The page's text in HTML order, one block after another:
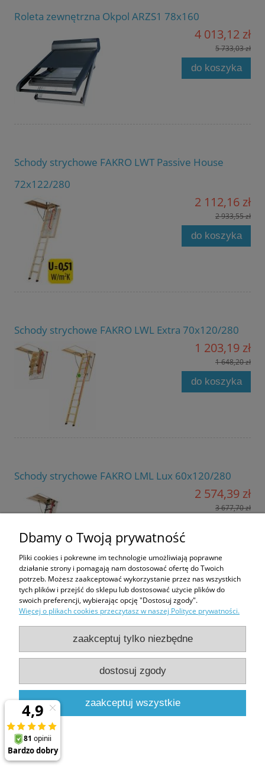
Roleta zewnętrzna Okpol ARZS1 78x160
4 013,12 zł
5 733,03 zł
do koszyka
Schody strychowe FAKRO LWT Passive House
72x122/280
2 112,16 zł
2 933,55 zł
do koszyka
Schody strychowe FAKRO LWL Extra 70x120/280
1 203,19 zł
1 648,20 zł
do koszyka
Schody strychowe FAKRO LML Lux 60x120/280
2 574,39 zł
3 677,70 zł
3 739,20 zł
Schody strychowe FAKRO LML Lux 70x140/280
Dbamy o Twoją prywatność
Pliki cookies i pokrewne im technologie umożliwiają poprawne
działanie strony i pomagają nam dostosować ofertę do Twoich
potrzeb. Możesz zaakceptować wykorzystanie przez nas wszystkich
tych plików i przejść do sklepu lub dostosować użycie plików do
swoich preferencji, wybierając opcję "Dostosuj zgody".
Więcej o plikach cookies przeczytasz w naszej Polityce prywatności.
zaakceptuj tylko niezbędne
dostosuj zgody
zaakceptuj wszystkie